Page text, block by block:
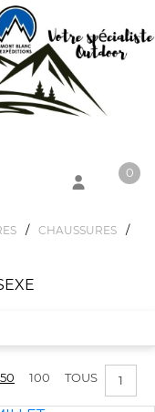
0
/ CHAUSSURES /
50 100 TOUS 1